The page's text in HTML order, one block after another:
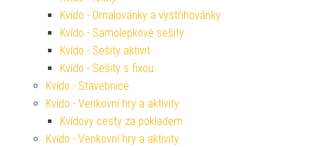
Kvído - Omalovánky a vystřihovánky
Kvído - Samolepkové sešity
Kvído - Sešity aktivit
Kvído - Sešity s fixou
Kvído - Stavebnice
Kvído - Venkovní hry a aktivity
Kvídovy cesty za pokladem
Kvído - Venkovní hry a aktivity